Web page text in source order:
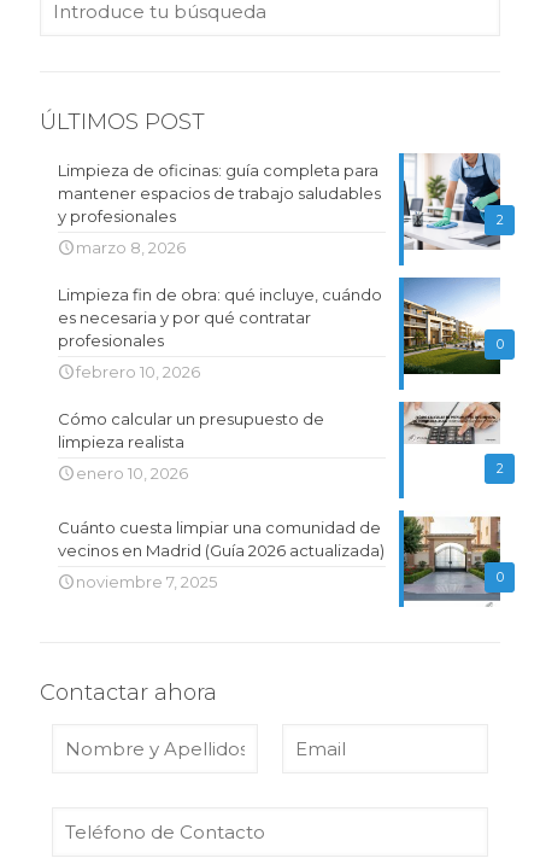
ÚLTIMOS POST
2
Limpieza de oficinas: guía completa para
mantener espacios de trabajo saludables
y profesionales
marzo 8, 2026
0
Limpieza fin de obra: qué incluye, cuándo
es necesaria y por qué contratar
profesionales
febrero 10, 2026
2
Cómo calcular un presupuesto de
limpieza realista
enero 10, 2026
0
Cuánto cuesta limpiar una comunidad de
vecinos en Madrid (Guía 2026 actualizada)
noviembre 7, 2025
Contactar ahora